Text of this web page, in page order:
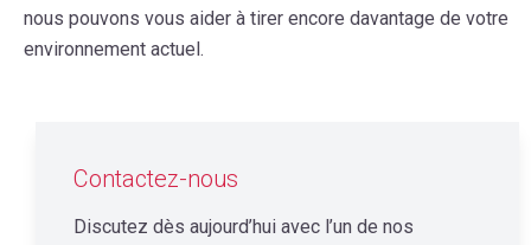
nous pouvons vous aider à tirer encore davantage de votre
environnement actuel.
Contactez-nous
Discutez dès aujourd’hui avec l’un de nos